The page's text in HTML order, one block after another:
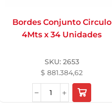
Bordes Conjunto Circulo
4Mts x 34 Unidades
SKU: 2653
$ 881.384,62